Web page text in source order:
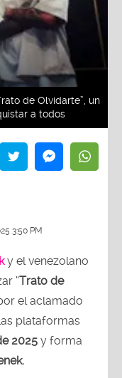
de Olvidarte”, un
a todos
3:50 PM
y el venezolano
“Trato de
el aclamado
plataformas
2025 y forma